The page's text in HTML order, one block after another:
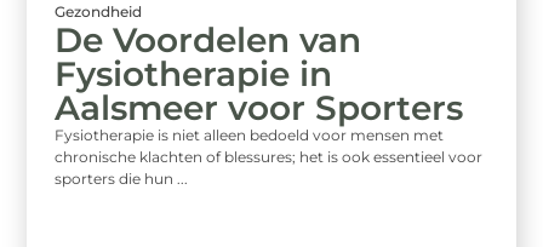
Gezondheid
De Voordelen van
Fysiotherapie in
Aalsmeer voor Sporters
Fysiotherapie is niet alleen bedoeld voor mensen met
chronische klachten of blessures; het is ook essentieel voor
sporters die hun ...